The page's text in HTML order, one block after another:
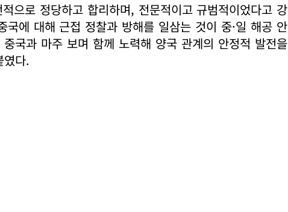
으로 정당하고 합리하며, 전문적이고 규범적이었다고 강
에 대해 근접 정찰과 방해를 일삼는 것이 중·일 해공 안
국과 마주 보며 함께 노력해 양국 관계의 안정적 발전을
다.